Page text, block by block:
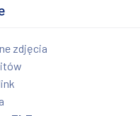
zdjęcia